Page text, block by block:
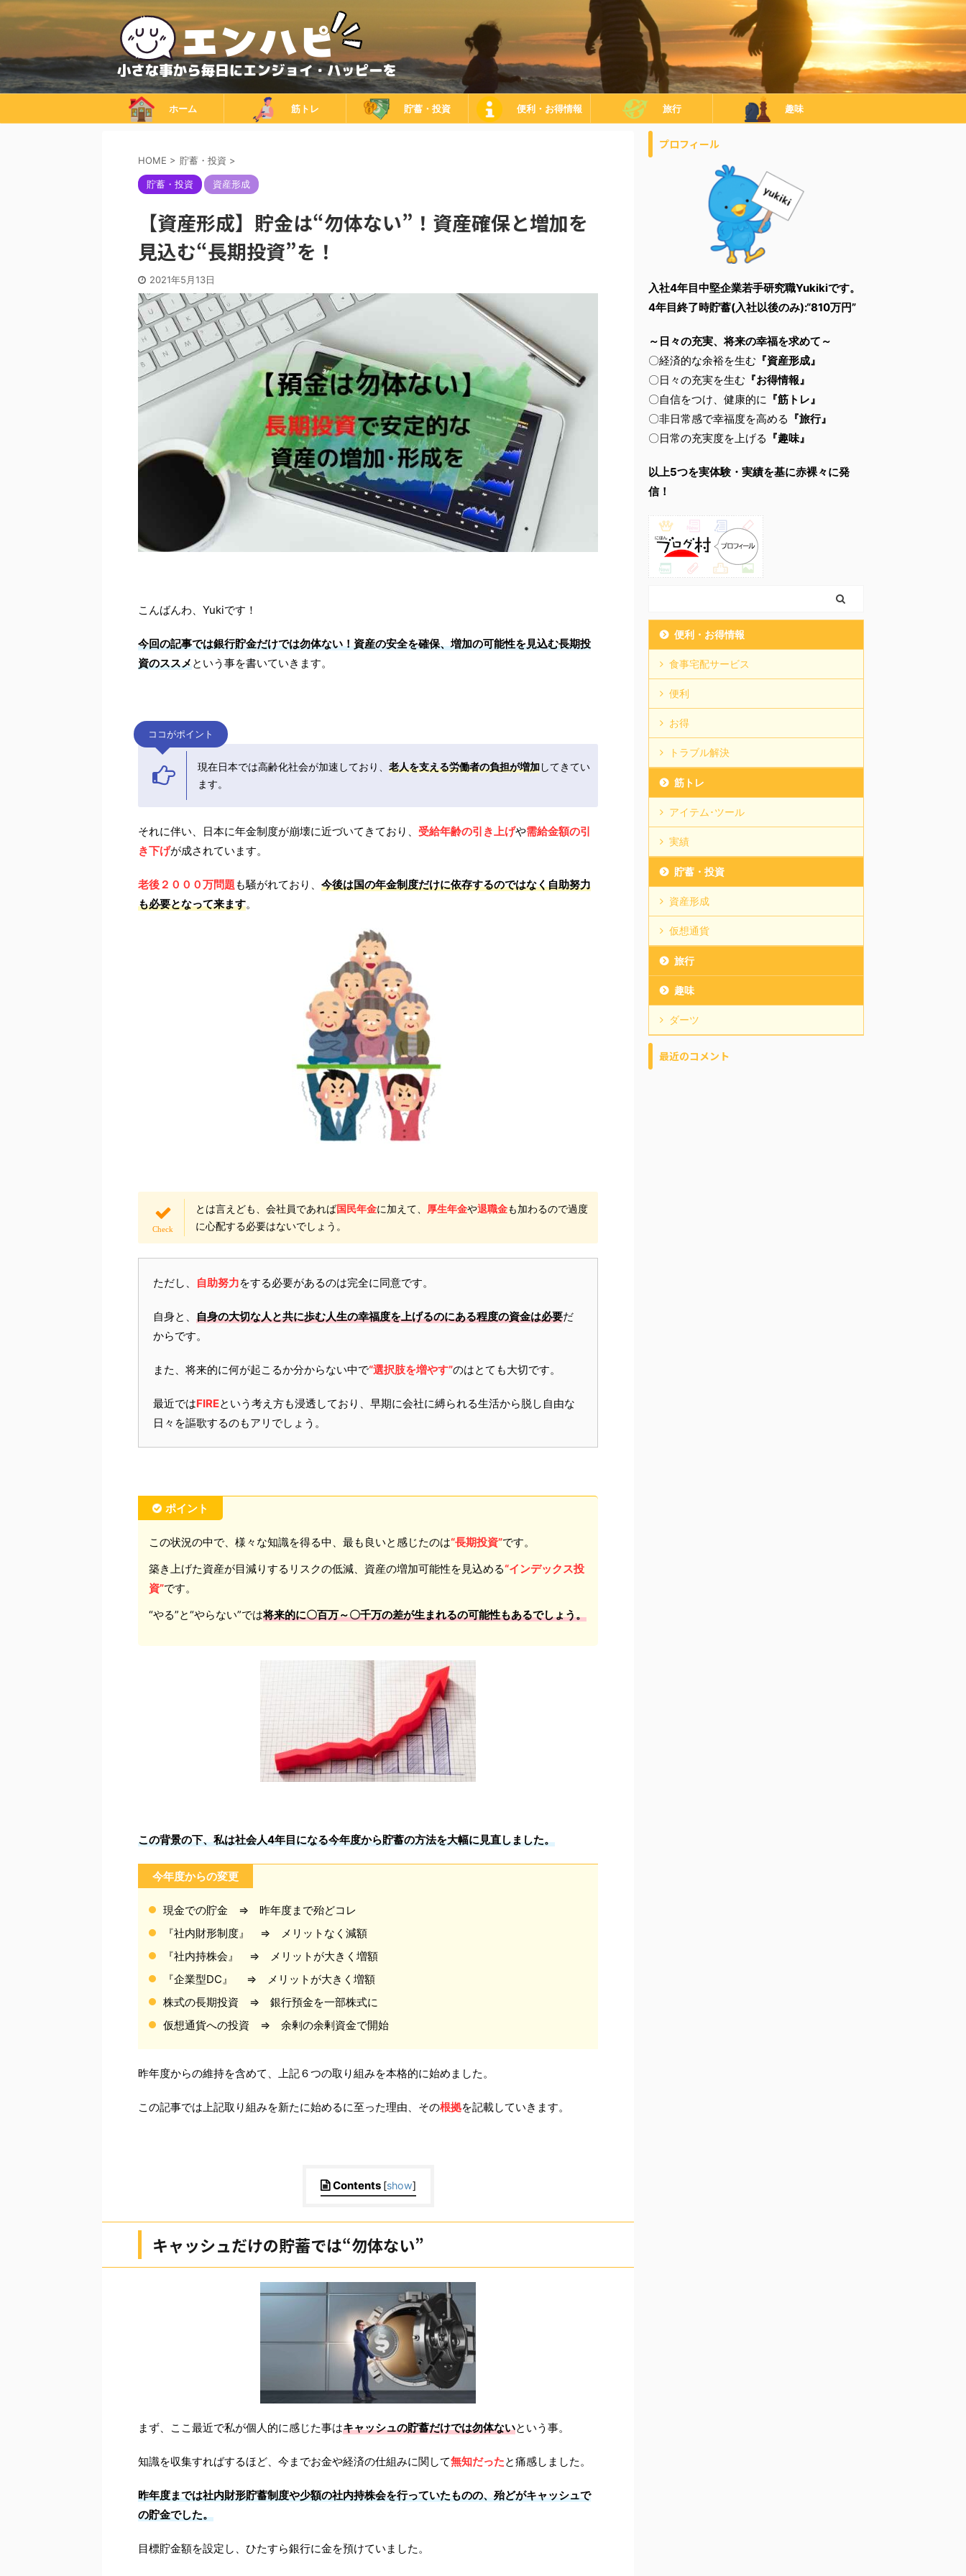
ホーム 筋トレ 貯蓄・投資 便利・お得情報 旅行 趣味
HOME > 貯蓄・投資 >
貯蓄・投資 資産形成
【資産形成】貯金は“勿体ない”！資産確保と増加を
見込む“長期投資”を！
2021年5月13日
こんばんわ、Yukiです！
今回の記事では銀行貯金だけでは勿体ない！資産の安全を確保、増加の可能性を見込む長期投
資のススメという事を書いていきます。
ココがポイント
現在日本では高齢化社会が加速しており、 老人を支える労働者の負担が増加してきてい
ます。
それに伴い、日本に年金制度が崩壊に近づいてきており、 受給年齢の引き上げや需給金額の引
き下げが成されています。
老後２０００万問題も騒がれており、 今後は国の年金制度だけに依存するのではなく自助努力
も必要となって来ます。
とは言えども、会社員であれば国民年金に加えて、 厚生年金や退職金も加わるので過度
に心配する必要はないでしょう。
ただし、 自助努力をする必要があるのは完全に同意です。
自身と、 自身の大切な人と共に歩む人生の幸福度を上げるのにある程度の資金は必要だ
からです。
また、将来的に何が起こるか分からない中で“選択肢を増やす”のはとても大切です。
最近ではFIREという考え方も浸透しており、早期に会社に縛られる生活から脱し自由な
日々を謳歌するのもアリでしょう。
ポイント
この状況の中で、様々な知識を得る中、最も良いと感じたのは“長期投資”です。
築き上げた資産が目減りするリスクの低減、資産の増加可能性を見込める“インデックス投
資”です。
“やる”と“やらない”では将来的に〇百万～〇千万の差が生まれるの可能性もあるでしょう。
この背景の下、私は社会人4年目になる今年度から貯蓄の方法を大幅に見直しました。
今年度からの変更
現金での貯金 ⇒ 昨年度まで殆どコレ
『社内財形制度』 ⇒ メリットなく減額
『社内持株会』 ⇒ メリットが大きく増額
『企業型DC』 ⇒ メリットが大きく増額
株式の長期投資 ⇒ 銀行預金を一部株式に
仮想通貨への投資 ⇒ 余剰の余剰資金で開始
昨年度からの維持を含めて、上記６つの取り組みを本格的に始めました。
この記事では上記取り組みを新たに始めるに至った理由、その根拠を記載していきます。
Contents [show]
キャッシュだけの貯蓄では“勿体ない”
まず、ここ最近で私が個人的に感じた事はキャッシュの貯蓄だけでは勿体ないという事。
知識を収集すればするほど、今までお金や経済の仕組みに関して無知だったと痛感しました。
昨年度までは社内財形貯蓄制度や少額の社内持株会を行っていたものの、殆どがキャッシュで
の貯金でした。
目標貯金額を設定し、ひたすら銀行に金を預けていました。
プロフィール
入社4年目中堅企業若手研究職Yukikiです。
4年目終了時貯蓄(入社以後のみ):“810万円”
～日々の充実、将来の幸福を求めて～
〇経済的な余裕を生む 『資産形成』
〇日々の充実を生む 『お得情報』
〇自信をつけ、健康的に 『筋トレ』
〇非日常感で幸福度を高める 『旅行』
〇日常の充実度を上げる 『趣味』
以上5つを実体験・実績を基に赤裸々に発
信！
便利・お得情報
食事宅配サービス
便利
お得
トラブル解決
筋トレ
アイテム･ツール
実績
貯蓄・投資
資産形成
仮想通貨
旅行
趣味
ダーツ
最近のコメント